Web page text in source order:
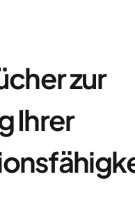
zur
Ihrer